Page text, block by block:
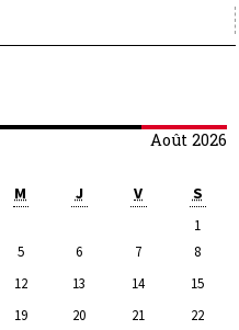
Août 2026
M J V S
1
5 6 7
8
12 13 14
15
19 20 21
22